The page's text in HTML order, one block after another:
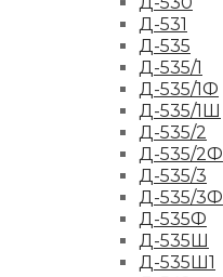
Д-531
Д-535
Д-535/1
Д-535/1Ф
Д-535/1Ш
Д-535/2
Д-535/2Ф
Д-535/3
Д-535/3Ф
Д-535Ф
Д-535Ш
Д-535Ш1